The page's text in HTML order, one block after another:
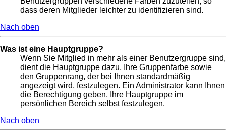
dass deren Mitglieder leichter zu identifizieren sind.
Nach oben
Was ist eine Hauptgruppe?
Wenn Sie Mitglied in mehr als einer Benutzergruppe sind,
dient die Hauptgruppe dazu, Ihre Gruppenfarbe sowie
den Gruppenrang, der bei Ihnen standardmäßig
angezeigt wird, festzulegen. Ein Administrator kann Ihnen
die Berechtigung geben, Ihre Hauptgruppe im
persönlichen Bereich selbst festzulegen.
Nach oben